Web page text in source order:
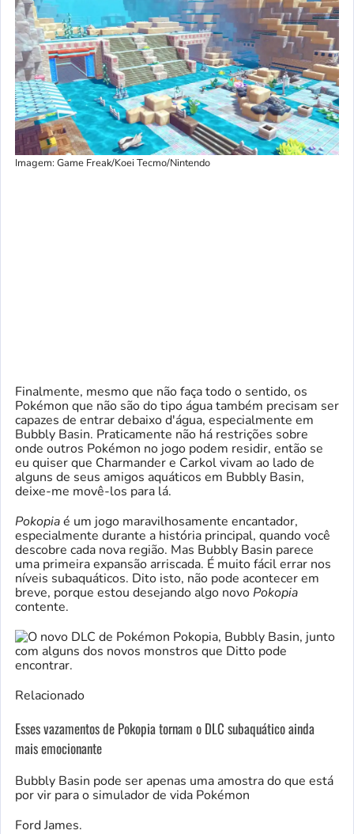
Imagem: Game Freak/Koei ​​Tecmo/Nintendo
Finalmente, mesmo que não faça todo o sentido, os
Pokémon que não são do tipo água também precisam ser
capazes de entrar debaixo d'água, especialmente em
Bubbly Basin. Praticamente não há restrições sobre
onde outros Pokémon no jogo podem residir, então se
eu quiser que Charmander e Carkol vivam ao lado de
alguns de seus amigos aquáticos em Bubbly Basin,
deixe-me movê-los para lá.
Pokopiaé um jogo maravilhosamente encantador,
especialmente durante a história principal, quando você
descobre cada nova região. Mas Bubbly Basin parece
uma primeira expansão arriscada. É muito fácil errar nos
níveis subaquáticos. Dito isto, não pode acontecer em
breve, porque estou desejando algo novo Pokopia
contente.
Relacionado
Esses vazamentos de Pokopia tornam o DLC subaquático ainda
mais emocionante
Bubbly Basin pode ser apenas uma amostra do que está
por vir para o simulador de vida Pokémon
Ford James.